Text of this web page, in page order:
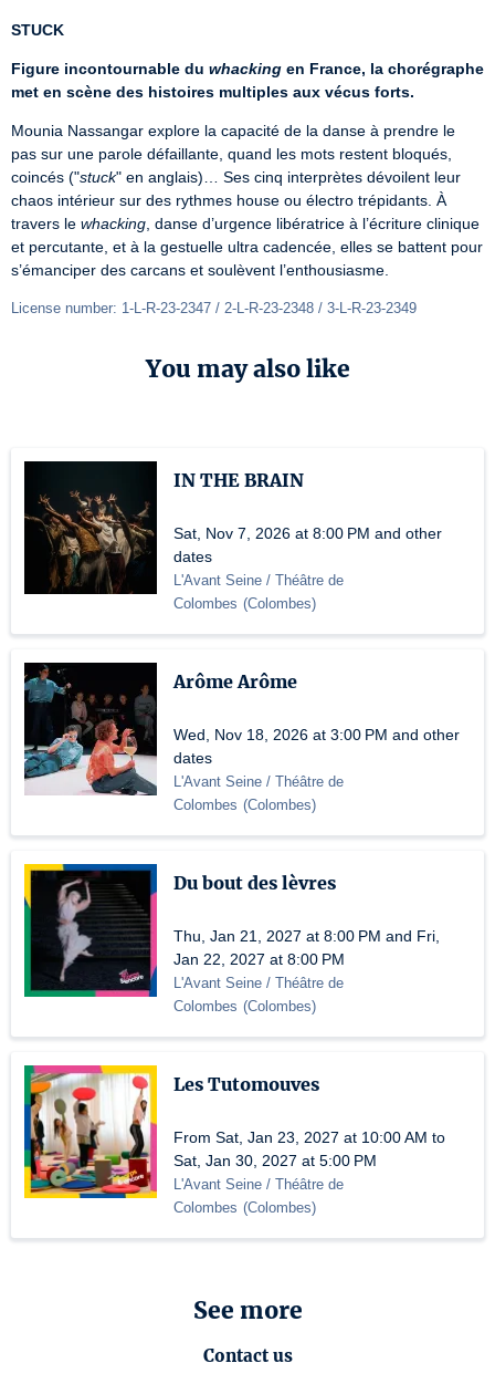
STUCK
Figure incontournable du whacking en France, la chorégraphe
met en scène des histoires multiples aux vécus forts.
Mounia Nassangar explore la capacité de la danse à prendre le
pas sur une parole défaillante, quand les mots restent bloqués,
coincés ("stuck" en anglais)… Ses cinq interprètes dévoilent leur
chaos intérieur sur des rythmes house ou électro trépidants. À
travers le whacking , danse d’urgence libératrice à l’écriture clinique
et percutante, et à la gestuelle ultra cadencée, elles se battent pour
s’émanciper des carcans et soulèvent l’enthousiasme.
License number: 1-L-R-23-2347 / 2-L-R-23-2348 / 3-L-R-23-2349
You may also like
IN THE BRAIN
Sat, Nov 7, 2026 at 8:00 PM and other
dates
L'Avant Seine / Théâtre de
Colombes (Colombes)
Arôme Arôme
Wed, Nov 18, 2026 at 3:00 PM and other
dates
L'Avant Seine / Théâtre de
Colombes (Colombes)
Du bout des lèvres
Thu, Jan 21, 2027 at 8:00 PM and Fri,
Jan 22, 2027 at 8:00 PM
L'Avant Seine / Théâtre de
Colombes (Colombes)
Les Tutomouves
From Sat, Jan 23, 2027 at 10:00 AM to
Sat, Jan 30, 2027 at 5:00 PM
L'Avant Seine / Théâtre de
Colombes (Colombes)
See more
Contact us